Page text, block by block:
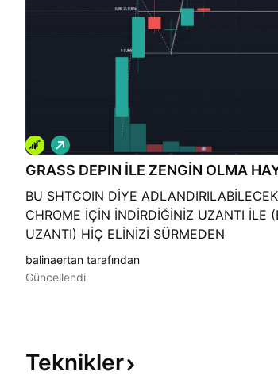
GRASS DEPIN İLE ZENGİN OLMA
BU SHTCOIN DİYE
CHROME İÇİN İNDİRDİĞİNİZ UZANTI İLE
UZANTI) HİÇ ELİNİZİ SÜRMEDEN
FARMLAYABİLDİĞİNİZ SAÇMA SAPAN BİR
AMMAAA BİNANCE NİN 2024
A
l
ı
balinaertan tarafından
Güncellendi
Teknikler